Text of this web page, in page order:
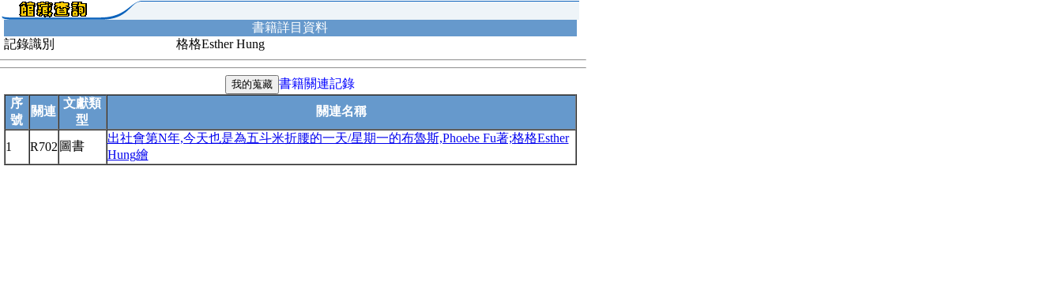
書籍詳目資料
記錄識別
格格Esther Hung
書籍關連記錄
序
號
關連
文獻類
型
關連名稱
1 R702 圖書
出社會第N年,今天也是為五斗米折腰的一天/星期一的布魯斯,Phoebe Fu著;格格Esther
Hung繪